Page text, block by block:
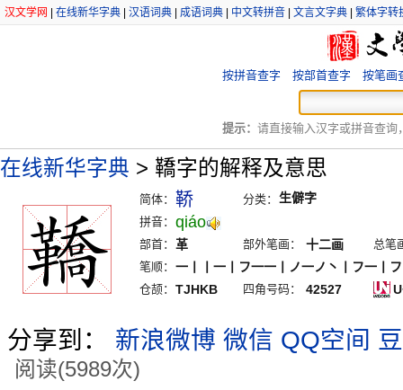
汉文学网 在线新华字典 汉语词典 成语词典 中文转拼音 文言文字典 繁体字转
按拼音查字 按部首查字 按笔画
提示： 请直接输入汉字或拼音查询
在线新华字典 > 鞽字的解释及意思
简体： 鞒 分类： 生僻字
拼音： qiáo
部首： 革 部外笔画： 十二画
总笔
笔顺： 一丨丨一丨フ一一丨ノ一ノ丶丨フ一丨
仓颉： TJHKB 四角号码： 42527
分享到： 新浪微博 微信 QQ空间
阅读(5989次)